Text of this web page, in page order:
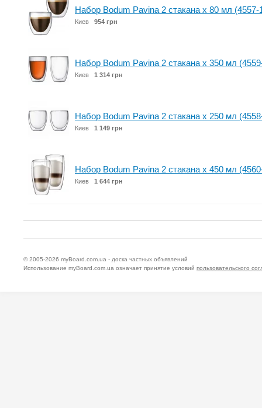
Набор Bodum Pavina 2 стакана х 80 мл (4557-
Киев 954 грн
Набор Bodum Pavina 2 стакана х 350 мл
Киев 1 314 грн
Набор Bodum Pavina 2 стакана х 250 мл
Киев 1 149 грн
Набор Bodum Pavina 2 стакана х 450 мл
Киев 1 644 грн
© 2005-2026 myBoard.com.ua - доска частных объявлений
Использование myBoard.com.ua означает принятие условий пользовательского